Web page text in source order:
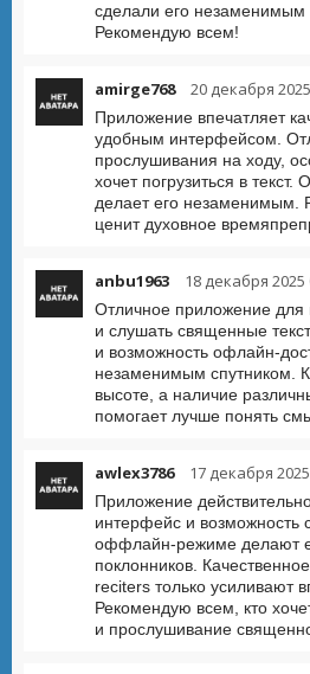
сделали его незаменимым
Рекомендую всем!
amirge768 20 декабря
Приложение впечатляет
удобным интерфейсом.
прослушивания на ходу,
хочет погрузиться в
делает его незаменимым.
ценит духовное
anbu1963 18 декабря 2025
Отличное приложение для
и слушать священные
и возможность офлайн-
незаменимым спутником.
высоте, а наличие
помогает лучше понять
awlex3786 17 декабря
Приложение
интерфейс и возможность
оффлайн-режиме делают
поклонников.
reciters только усиливают
Рекомендую всем, кто
и прослушивание